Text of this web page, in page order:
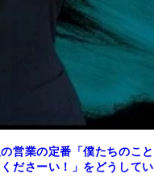
営業の定番「僕たちのこと
ださーい！」をどうしてい